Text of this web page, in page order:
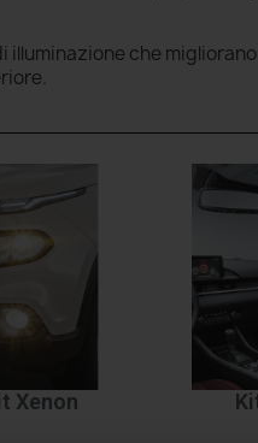
che
Xenon